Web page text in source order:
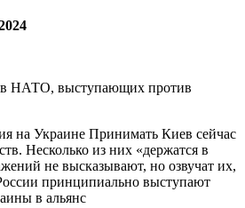
на Украине Принимать Киев сейчас
Несколько из них «держатся в
не высказывают, но озвучат их,
принципиально выступают
в альянс